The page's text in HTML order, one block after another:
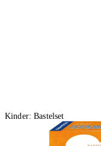
Kinder: Bastelset